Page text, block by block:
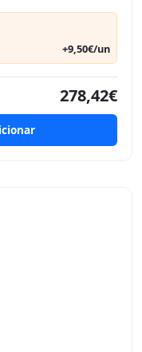
+9,50€/un
278,42€